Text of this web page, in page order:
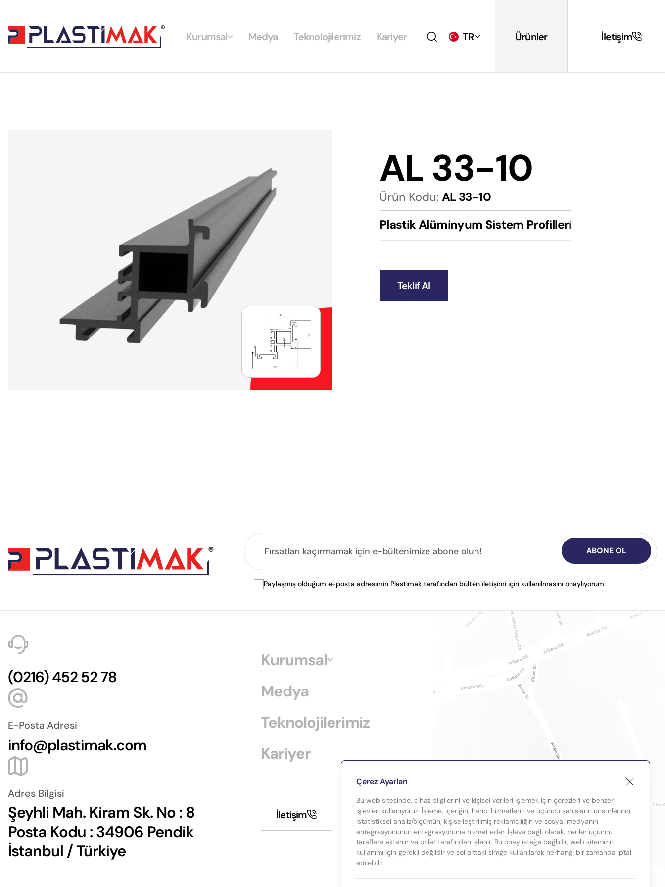
Kurumsal Medya Teknolojilerimiz Kariyer TR Ürünler İletişim
AL 33-10
Ürün Kodu: AL 33-10
Plastik Alüminyum Sistem Profilleri
Teklif Al
ABONE OL
Paylaşmış olduğum e-posta adresimin Plastimak tarafından bülten iletişimi için kullanılmasını onaylıyorum
(0216) 452 52 78
E-Posta Adresi
info@plastimak.com
Adres Bilgisi
Şeyhli Mah. Kiram Sk. No : 8
Posta Kodu : 34906 Pendik
İstanbul / Türkiye
Kurumsal
Medya
Teknolojilerimiz
Kariyer
İletişim
Çerez Ayarları
Bu web sitesinde, cihaz bilgilerini ve kişisel verileri işlemek için çerezleri ve benzer
işlevleri kullanıyoruz. İşleme, içeriğin, harici hizmetlerin ve üçüncü şahısların unsurlarının,
istatistiksel analiz/ölçümün, kişiselleştirilmiş reklamcılığın ve sosyal medyanın
entegrasyonunun entegrasyonuna hizmet eder. İşleve bağlı olarak, veriler üçüncü
taraflara aktarılır ve onlar tarafından işlenir. Bu onay isteğe bağlıdır, web sitemizin
kullanımı için gerekli değildir ve sol alttaki simge kullanılarak herhangi bir zamanda iptal
edilebilir.